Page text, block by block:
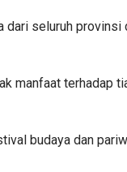
seluruh
manfaat terhadap
budaya dan